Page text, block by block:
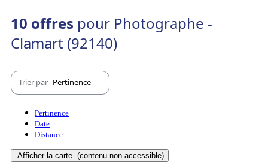
10 offres pour Photographe -
Clamart (92140)
Trier par Pertinence
Pertinence
Date
Distance
Afficher la carte (contenu non-accessible)